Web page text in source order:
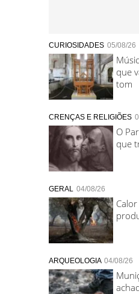
CURIOSIDADES 05/08/26
que
tom
CRENÇAS E RELIGIÕES
O
que
GERAL 04/08/26
ARQUEOLOGIA 04/08/26